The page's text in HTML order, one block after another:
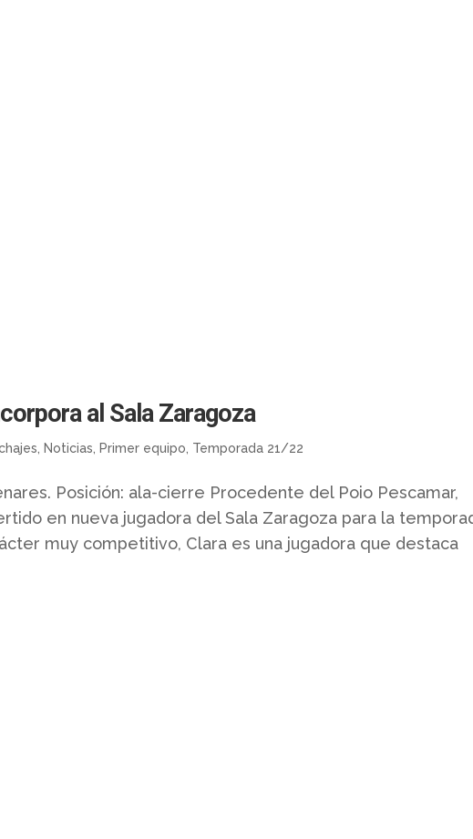
al Sala Zaragoza
,Noticias ,Primer equipo Temporada 21/22
Posición: ala-cierre Procedente del Poio Pescamar,
en nueva jugadora del Sala Zaragoza para la
muy competitivo, Clara es una jugadora que destaca